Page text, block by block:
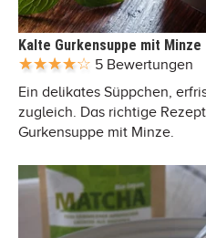
Kalte Gurkensuppe mit Minze
5 Bewertungen
Ein delikates Süppchen,
zugleich. Das richtige
Gurkensuppe mit Minze.